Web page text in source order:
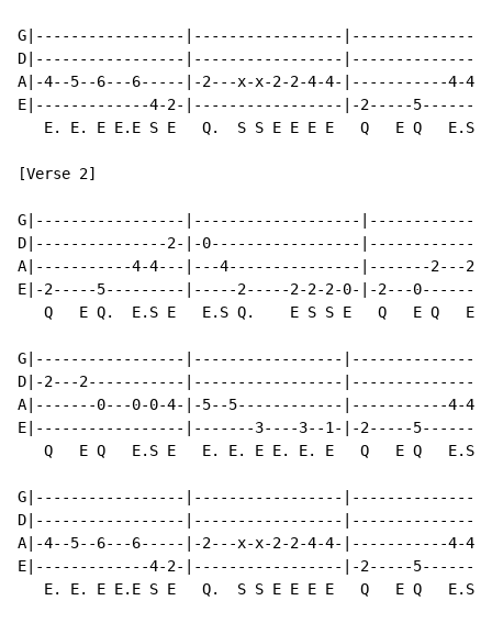
G|-----------------|-----------------
D|-----------------|-----------------|---------------
A|-4--5--6---6-----|-2---x-x-2-2-4-4-|-----------4-
E|-------------4-2-|-----------------|-2-----
E. E. E E.E S E   Q.  S S E E E E   Q   E Q   E.S
[Verse 2]
G|-----------------|-------------------
D|---------------2-|-0-----------------
A|-----------4-4---|---4---------------|-------2---
E|-2-----5---------|-----2-----2-2-2-0-|-2---
Q   E Q.  E.S E   E.S Q.    E S S E   Q   E Q   E
G|-----------------|-----------------
D|-2---2-----------|-----------------|---------------
A|-------0---0-0-4-|-5--5------------|-----------4-
E|-----------------|-------3----3--1-|-2-----
Q   E Q   E.S E   E. E. E E. E. E   Q   E Q   E.S
G|-----------------|-----------------
D|-----------------|-----------------|---------------
A|-4--5--6---6-----|-2---x-x-2-2-4-4-|-----------4-
E|-------------4-2-|-----------------|-2-----
E. E. E E.E S E   Q.  S S E E E E   Q   E Q   E.S